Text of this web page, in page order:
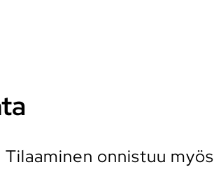
Tilaaminen onnistuu myös